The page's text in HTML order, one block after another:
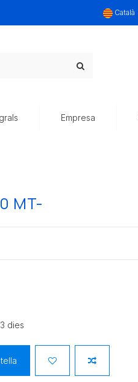
Català
Empresa
MT-
dies